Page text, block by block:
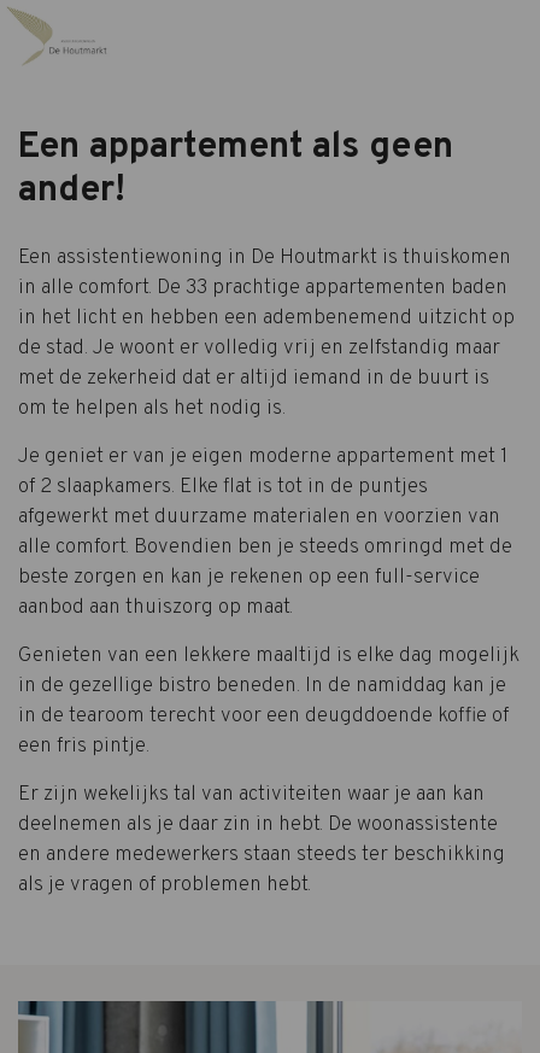
Een appartement als geen
ander!
Een assistentiewoning in De Houtmarkt is thuiskomen
in alle comfort. De 33 prachtige appartementen baden
in het licht en hebben een adembenemend uitzicht op
de stad. Je woont er volledig vrij en zelfstandig maar
met de zekerheid dat er altijd iemand in de buurt is
om te helpen als het nodig is.
Je geniet er van je eigen moderne appartement met 1
of 2 slaapkamers. Elke flat is tot in de puntjes
afgewerkt met duurzame materialen en voorzien van
alle comfort. Bovendien ben je steeds omringd met de
beste zorgen en kan je rekenen op een full-service
aanbod aan thuiszorg op maat.
Genieten van een lekkere maaltijd is elke dag mogelijk
in de gezellige bistro beneden. In de namiddag kan je
in de tearoom terecht voor een deugddoende koffie of
een fris pintje.
Er zijn wekelijks tal van activiteiten waar je aan kan
deelnemen als je daar zin in hebt. De woonassistente
en andere medewerkers staan steeds ter beschikking
als je vragen of problemen hebt.